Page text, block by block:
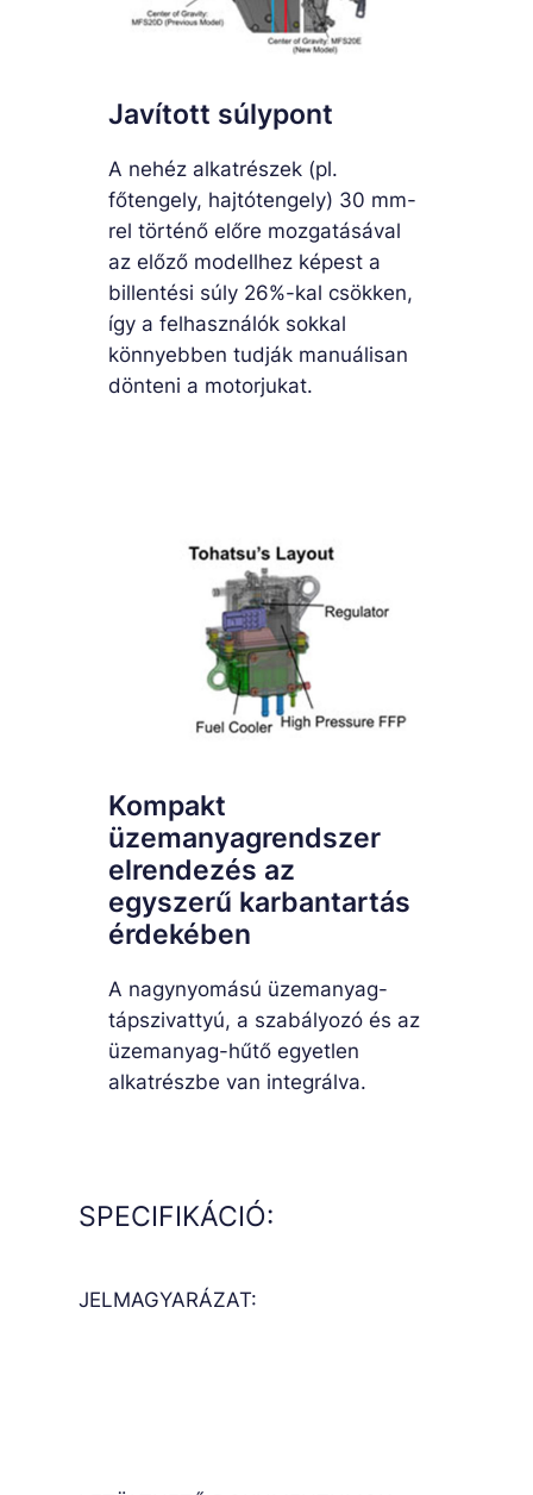
Javított súlypont
A nehéz alkatrészek (pl.
főtengely, hajtótengely) 30 mm-
rel történő előre mozgatásával
az előző modellhez képest a
billentési súly 26%-kal csökken,
így a felhasználók sokkal
könnyebben tudják manuálisan
dönteni a motorjukat.
Kompakt
üzemanyagrendszer
elrendezés az
egyszerű karbantartás
érdekében
A nagynyomású üzemanyag-
tápszivattyú, a szabályozó és az
üzemanyag-hűtő egyetlen
alkatrészbe van integrálva.
SPECIFIKÁCIÓ:
JELMAGYARÁZAT: